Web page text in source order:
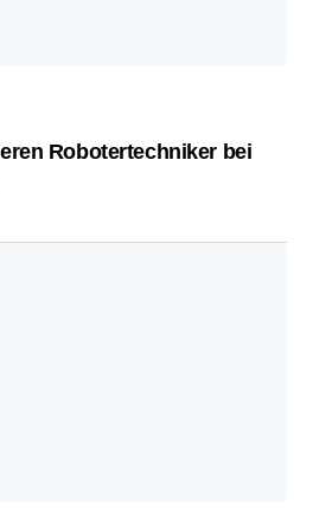
Robotertechniker bei